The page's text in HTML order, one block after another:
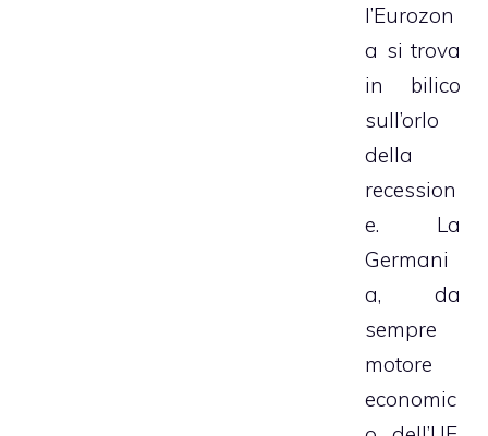
l’Eurozon
a si trova
in bilico
sull’orlo
della
recession
e. La
Germani
a, da
sempre
motore
economic